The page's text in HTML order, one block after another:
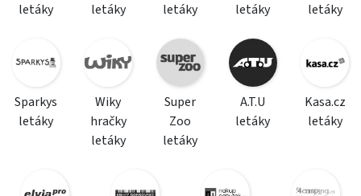
letáky
letáky
letáky
letáky
letáky
Sparkys
letáky
Wiky
hračky
letáky
Super
Zoo
letáky
A.T.U
letáky
Kasa.cz
letáky